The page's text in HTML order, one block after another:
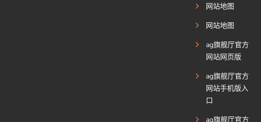
网站地图
网站地图
ag旗舰厅官方
网站网页版
ag旗舰厅官方
网站手机版入
口
ag旗舰厅官方